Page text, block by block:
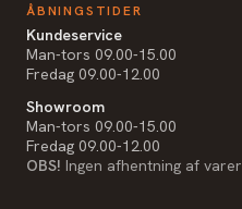
ÅBNINGSTIDER
Kundeservice
Man-tors 09.00-15.00
Fredag 09.00-12.00
Showroom
Man-tors 09.00-15.00
Fredag 09.00-12.00
OBS! Ingen afhentning af varer